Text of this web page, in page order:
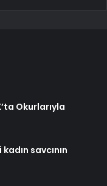
Okurlarıyla
savcının